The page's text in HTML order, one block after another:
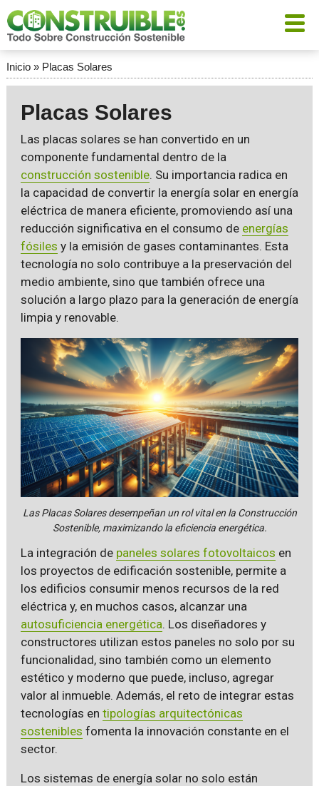
Inicio» Placas Solares
Placas Solares
Las placas solares se han convertido en un
componente fundamental dentro de la
construcción sostenible. Su importancia radica en
la capacidad de convertir la energía solar en energía
eléctrica de manera eficiente, promoviendo así una
reducción significativa en el consumo de energías
fósiles y la emisión de gases contaminantes. Esta
tecnología no solo contribuye a la preservación del
medio ambiente, sino que también ofrece una
solución a largo plazo para la generación de energía
limpia y renovable.
Las Placas Solares desempeñan un rol vital en la Construcción
Sostenible, maximizando la eficiencia energética.
La integración de paneles solares fotovoltaicos en
los proyectos de edificación sostenible, permite a
los edificios consumir menos recursos de la red
eléctrica y, en muchos casos, alcanzar una
autosuficiencia energética. Los diseñadores y
constructores utilizan estos paneles no solo por su
funcionalidad, sino también como un elemento
estético y moderno que puede, incluso, agregar
valor al inmueble. Además, el reto de integrar estas
tecnologías en tipologías arquitectónicas
sostenibles fomenta la innovación constante en el
sector.
Los sistemas de energía solar no solo están